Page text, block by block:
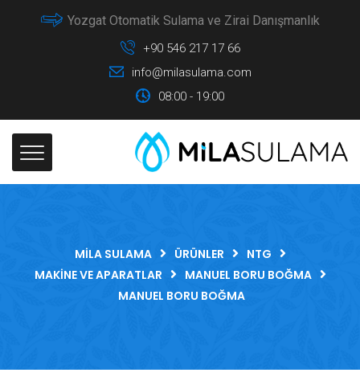
Yozgat Otomatik Sulama ve Zirai Danışmanlık
+90 546 217 17 66
info@milasulama.com
08:00 - 19:00
MILA SULAMA ÜRÜNLER
NTG
MAKINE VE APARATLAR
MANUEL BORU BOĞMA
MANUEL BORU BOĞMA